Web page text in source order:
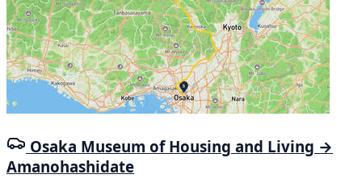
Osaka Museum of Housing and Living →
Amanohashidate